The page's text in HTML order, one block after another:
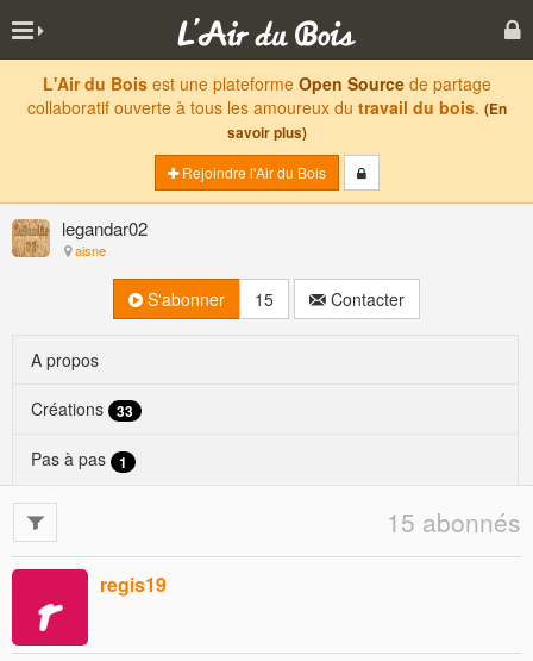
L'Air du Boisest une plateforme Open Sourcede partage
collaboratif ouverte à tous les amoureux du travail du bois. (En
savoir plus)
Rejoindre l'Air du Bois
legandar02
aisne
S'abonner 15 Contacter
A propos
Créations 33
Pas à pas 1
15 abonnés
regis19